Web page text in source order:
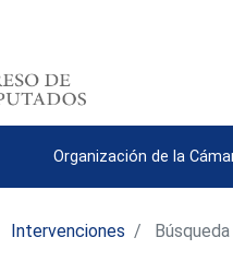
Organización de la
Intervenciones